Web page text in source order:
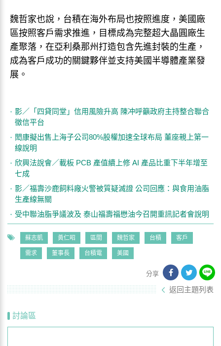
魏哲家也說，台積在海外布局也按照進度，美國廠
區按照客戶需求推進，目標成為完整超大晶圓廠生
產聚落，在亞利桑那州打造包含先進封裝的生產，
成為客戶成功的關鍵夥伴並支持美國半導體產業發
展。
影／「四貸同堂」信用風險升高 陳冲呼籲政府主持整合聯合
徵信平台
閎康擬出售上海子公司80%股權加速全球布局 董座親上第一
線說明
欣興法說會／載板 PCB 產值續上修 AI 產品比重下半年增至
七成
影／福壽沙鹿飼料廠火警被質疑滅證 公司回應：與食用油脂
生產線無關
受中聯油脂爭議波及 泰山福壽福懋油今召開重訊記者會說明
蘇志凱 黃仁昭 區間 魏哲家 台積 客戶
需求 董事長 台積電 美國
分享
返回主題列表
討論區